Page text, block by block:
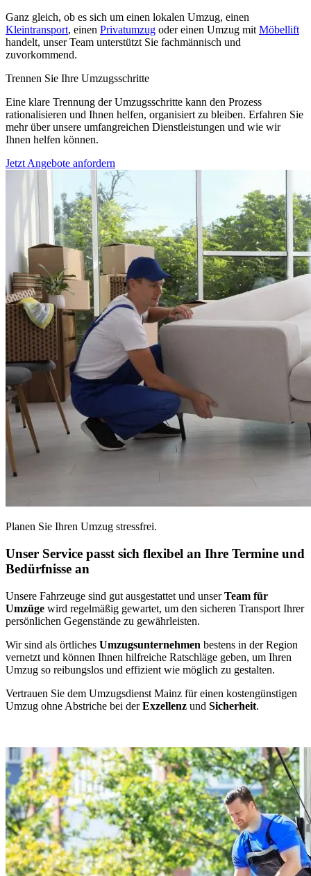
Ganz gleich, ob es sich um einen lokalen Umzug, einen
Kleintransport, einen Privatumzug oder einen Umzug mit Möbellift
handelt, unser Team unterstützt Sie fachmännisch und
zuvorkommend.
Trennen Sie Ihre Umzugsschritte
Eine klare Trennung der Umzugsschritte kann den Prozess
rationalisieren und Ihnen helfen, organisiert zu bleiben. Erfahren Sie
mehr über unsere umfangreichen Dienstleistungen und wie wir
Ihnen helfen können.
Jetzt Angebote anfordern
Planen Sie Ihren Umzug stressfrei.
Unser Service passt sich flexibel an Ihre Termine und
Bedürfnisse an
Unsere Fahrzeuge sind gut ausgestattet und unserTeam für
Umzüge wird regelmäßig gewartet, um den sicheren Transport Ihrer
persönlichen Gegenstände zu gewährleisten.
Wir sind als örtliches Umzugsunternehmen bestens in der Region
vernetzt und können Ihnen hilfreiche Ratschläge geben, um Ihren
Umzug so reibungslos und effizient wie möglich zu gestalten.
Vertrauen Sie dem Umzugsdienst Mainz für einen kostengünstigen
Umzug ohne Abstriche bei derExzellenz und Sicherheit.